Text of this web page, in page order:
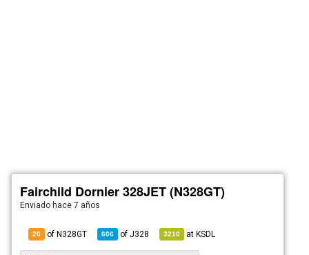
Fairchild Dornier 328JET (N328GT)
Enviado hace 7 años
20 of N328GT 606 ofJ328 3210 atKSDL